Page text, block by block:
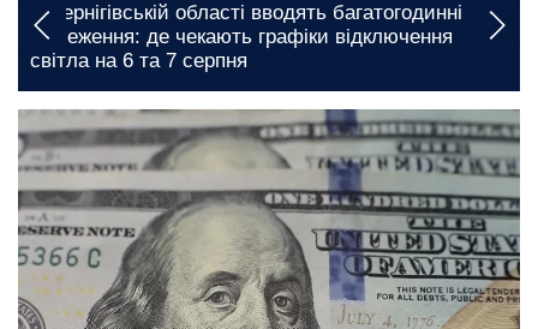
У Чернігівській області вводять багатогодинні
обмеження: де чекають графіки відключення
світла на 6 та 7 серпня
3 серпня, 14:42